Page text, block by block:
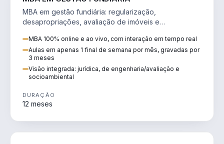
MBA em gestão fundiária: regularização,
desapropriações, avaliação de imóveis e
MBA 100% online e ao vivo, com interação em tempo real
Aulas em apenas 1 final de semana por mês, gravadas por
3 meses
Visão integrada: jurídica, de engenharia/avaliação e
socioambiental
DURAÇÃO
12 meses